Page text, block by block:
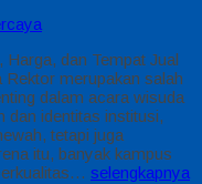
dan Tempat Jual
merupakan salah
dalam acara wisuda
dan identitas institusi,
tetapi juga
itu, banyak kampus
selengkapnya